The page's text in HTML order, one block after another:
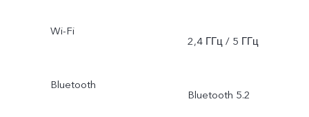
Wi-Fi
2,4 ГГц / 5 ГГц
Bluetooth
Bluetooth 5.2